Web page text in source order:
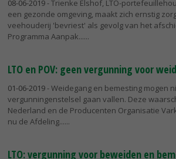
08-06-2019- Trienke Elshof, LTO-
een gezonde omgeving, maakt zich ernstig
veehouderij 'bevriest' als gevolg van het
Programma Aanpak...
LTO en POV: geen vergunning voor
01-06-2019- Weidegang en bemesting mogen
vergunningenstelsel gaan vallen. Deze
Nederland en de Producenten Organisatie
nu de Afdeling...
LTO: vergunning voor beweiden en